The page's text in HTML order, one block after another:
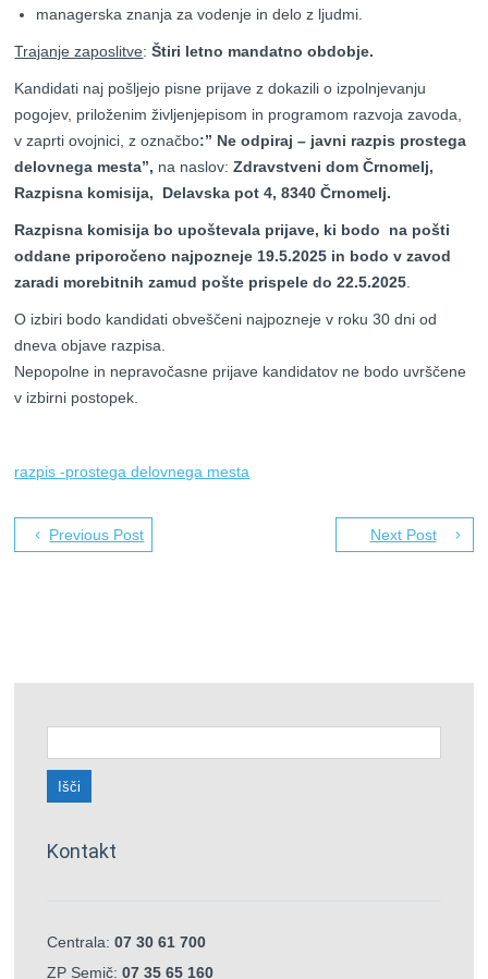
managerska znanja za vodenje in delo z ljudmi.
Trajanje zaposlitve:Štiri letno mandatno obdobje.
Kandidati naj pošljejo pisne prijave z dokazili o izpolnjevanju
pogojev, priloženim življenjepisom in programom razvoja zavoda,
v zaprti ovojnici, z označbo:” Ne odpiraj – javni razpis prostega
delovnega mesta”, na naslov:Zdravstveni dom Črnomelj,
Razpisna komisija, Delavska pot 4, 8340 Črnomelj.
Razpisna komisija bo upoštevala prijave, ki bodo na pošti
oddane priporočeno najpozneje 19.5.2025 in bodo v zavod
zaradi morebitnih zamud pošte prispele do 22.5.2025
O izbiri bodo kandidati obveščeni najpozneje v roku 30 dni od
dneva objave razpisa.
Nepopolne in nepravočasne prijave kandidatov ne bodo uvrščene
v izbirni postopek.
razpis -prostega delovnega mesta
Next Post
Previous Post
Kontakt
Centrala:07 30 61 700
ZP Semič:07 35 65 160